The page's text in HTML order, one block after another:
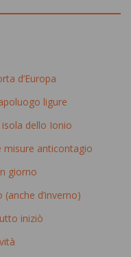
d’Europa
ligure
dello Ionio
misure anticontagio
giorno
d’inverno)
iniziò